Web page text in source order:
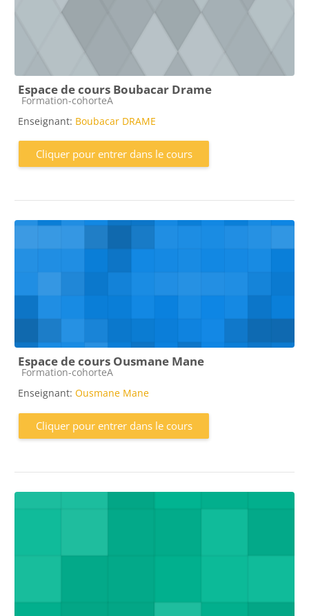
Espace de cours Boubacar Drame
Catégorie de cours
Formation-cohorteA
Enseignant: Boubacar DRAME
Cliquer pour entrer dans le cours
Espace de cours Ousmane Mane
Catégorie de cours
Formation-cohorteA
Enseignant: Ousmane Mane
Cliquer pour entrer dans le cours